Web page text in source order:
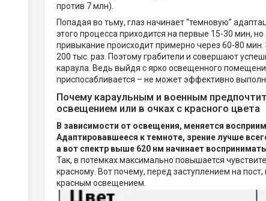
против 7 млн).
Попадая во тьму, глаз начинает “темновую”
этого процесса приходится на первые 15-30 мин,
привыкание происходит примерно через 60-80
200 тыс. раз. Поэтому грабители и совершают
караула. Ведь выйдя с ярко освещенного
приспосабливается – не может эффективно
Почему караульным и военным
освещением или в очках с красного цвета
В зависимости от освещения, меняется
Адаптировавшееся к темноте, зрение лучше
а вот спектр выше 620 нм начинает
Так, в потемках максимально повышается
красному. Вот почему, перед заступлением на
красным освещением.